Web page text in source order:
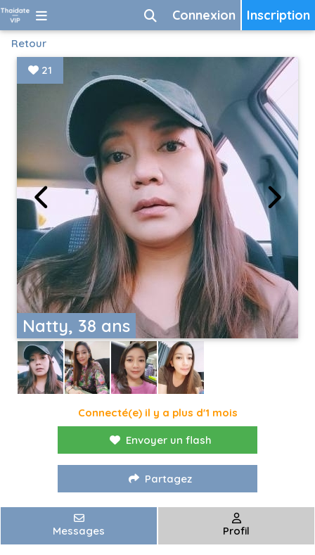
Inscription
Connexion
Retour
Natty, 38 ans
21
Connecté(e) il y a plus d'1 mois
Envoyer un flash
Partagez
Messages Profil